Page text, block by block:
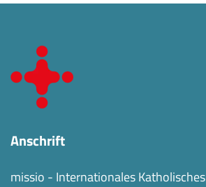
Anschrift
missio - Internationales Katholisches